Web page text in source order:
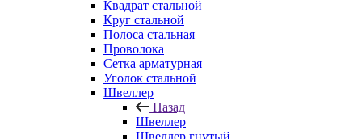
Квадрат стальной
Круг стальной
Полоса стальная
Проволока
Сетка арматурная
Уголок стальной
Швеллер
Назад
Швеллер
Швеллер гнутый